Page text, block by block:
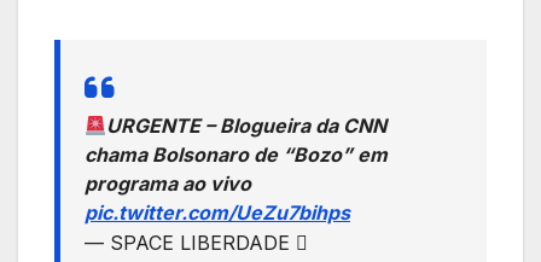
URGENTE – Blogueira da CNN
chama Bolsonaro de “Bozo” em
programa ao vivo
pic.twitter.com/UeZu7bihps
— SPACE LIBERDADE 